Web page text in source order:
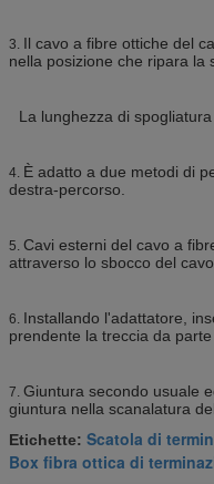
3. Il cavo a fibre ottiche del
nella posizione che ripara la
La lunghezza di
4. È adatto a due metodi di
destra-percorso.
5. Cavi esterni del cavo a
attraverso lo sbocco del
6. Installando l'adattatore,
prendente la treccia da
7. Giuntura secondo usuale
giuntura nella scanalatura
Etichette: Scatola di
Box fibra ottica di